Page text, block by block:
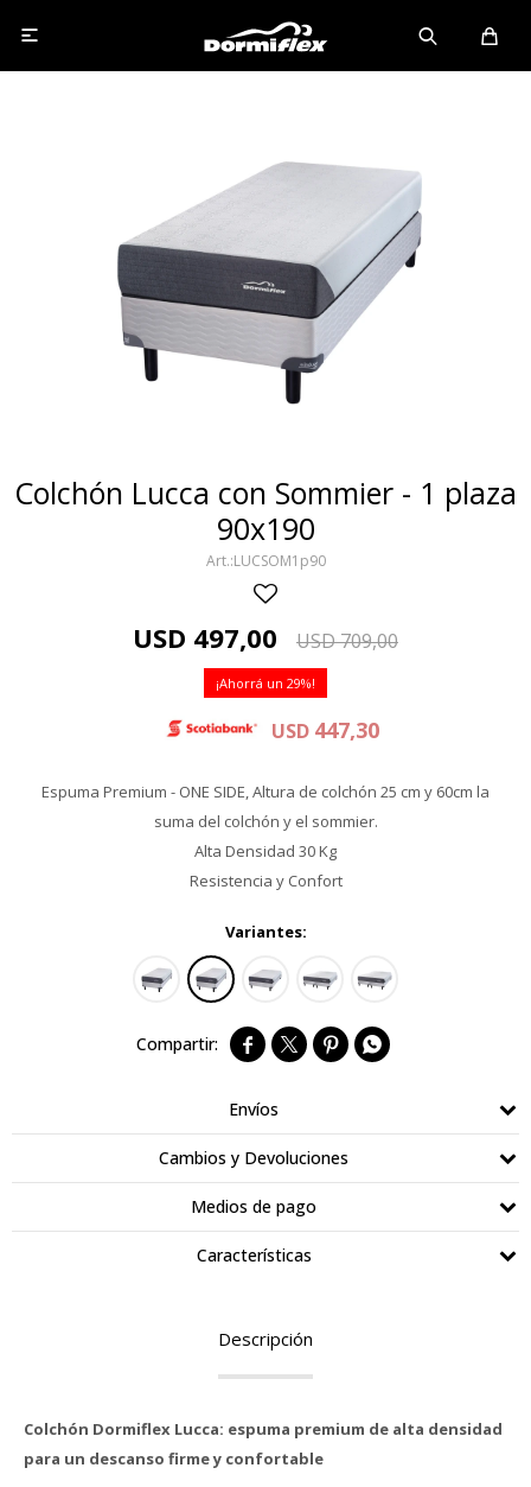

Colchón Lucca con Sommier - 1 plaza
90x190
LUCSOM1p90
USD 497,00 USD709,00
29
USD 447,30
Espuma Premium - ONE SIDE, Altura de colchón 25 cm y 60cm la
suma del colchón y el sommier.
Alta Densidad 30 Kg
Resistencia y Confort
Variantes:
   
Envíos
Cambios y Devoluciones
Medios de pago
Características
Descripción
Colchón Dormiflex Lucca: espuma premium de alta densidad
para un descanso firme y confortable